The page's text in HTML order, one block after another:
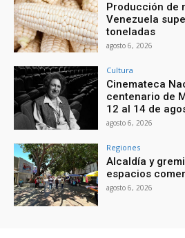
Producción de
Venezuela
toneladas
agosto 6, 2026
Cultura
Cinemateca
centenario de
12 al 14 de
agosto 6, 2026
Regiones
Alcaldía y
espacios
agosto 6, 2026